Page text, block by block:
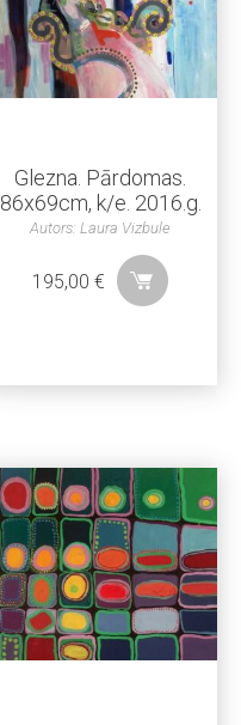
Glezna. Pārdomas.
86x69cm, k/e. 2016.g.
Autors: Laura Vizbule
195,00€